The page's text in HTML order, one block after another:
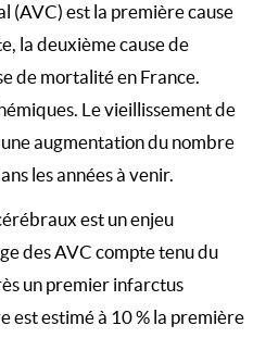
(AVC) est la première cause
la deuxième cause de
de mortalité en France.
Le vieillissement de
augmentation du nombre
les années à venir.
est un enjeu
des AVC compte tenu du
un premier infarctus
est estimé à 10 % la première